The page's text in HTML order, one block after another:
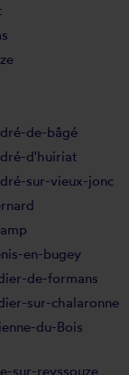
de-bâgé
d'huiriat
sur-vieux-jonc
en-bugey
de-formans
sur-chalaronne
du-Bois
sur-reyssouze